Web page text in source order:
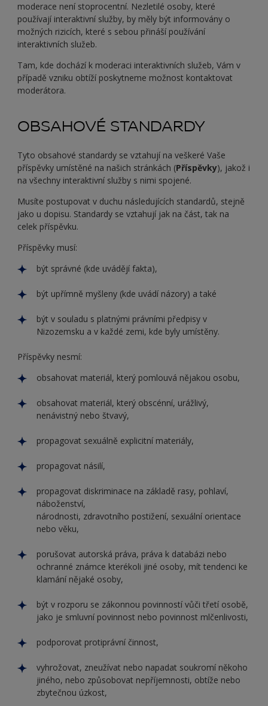
moderace není stoprocentní. Nezletilé osoby, které
používají interaktivní služby, by měly být informovány o
možných rizicích, které s sebou přináší používání
interaktivních služeb.
Tam, kde dochází k moderaci interaktivních služeb, Vám v
případě vzniku obtíží poskytneme možnost kontaktovat
moderátora.
OBSAHOVÉ STANDARDY
Tyto obsahové standardy se vztahují na veškeré Vaše
příspěvky umístěné na našich stránkách (Příspěvky), jakož i
na všechny interaktivní služby s nimi spojené.
Musíte postupovat v duchu následujících standardů, stejně
jako u dopisu. Standardy se vztahují jak na část, tak na
celek příspěvku.
Příspěvky musí:
být správné (kde uvádějí fakta),
být upřímně myšleny (kde uvádí názory) a také
být v souladu s platnými právními předpisy v
Nizozemsku a v každé zemi, kde byly umístěny.
Příspěvky nesmí:
obsahovat materiál, který pomlouvá nějakou osobu,
obsahovat materiál, který obscénní, urážlivý,
nenávistný nebo štvavý,
propagovat sexuálně explicitní materiály,
propagovat násilí,
propagovat diskriminace na základě rasy, pohlaví,
náboženství,
národnosti, zdravotního postižení, sexuální orientace
nebo věku,
porušovat autorská práva, práva k databázi nebo
ochranné známce kterékoli jiné osoby, mít tendenci ke
klamání nějaké osoby,
být v rozporu se zákonnou povinností vůči třetí osobě,
jako je smluvní povinnost nebo povinnost mlčenlivosti,
podporovat protiprávní činnost,
vyhrožovat, zneužívat nebo napadat soukromí někoho
jiného, nebo způsobovat nepříjemnosti, obtíže nebo
zbytečnou úzkost,